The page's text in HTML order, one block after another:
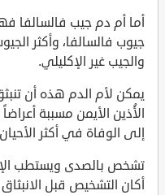
أما أم دم جيب
جيوب فالسالفا، وأكثر
والجيب غير الإكليلي.
يمكن لأم الدم هذه أن
الأُذين الأيمن مسببة
إلى الوفاة في أكثر
تشخص بالصدى ويستطب
أكان التشخيص قبل